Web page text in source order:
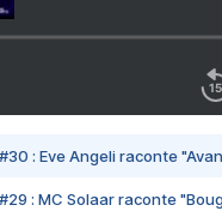
#30 : Eve Angeli raconte
#29 : MC Solaar raconte